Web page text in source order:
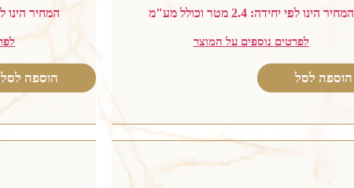
המחיר הינו לפי יחידה: 2.4 מטר וכולל מע"מ
לפרטים נוספים על המוצר
הוספה לסל
המחיר הינו לפי יחידה:
הוספה לסל